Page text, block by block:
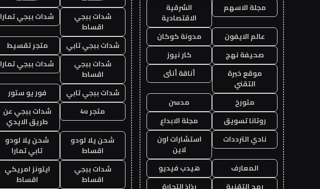
مجلة الاسهم
الشرقية
الاقتصادية
عالم الايفون
مدونة كوكان
صحيفة نهج
كار نيوز
موقع خبرة
التقني
أناقة أنثى
متورخ
مدسن
روتانا تسويق
مجلة الابداع
نادي الترددات
استشارات اون
لاين
المعارف
هيدب فيديو
شدات ببجي
اقساط
شدات ببجي تمارا
شدات ببجي تابي
متجر تقسيط
شدات ببجي
اقساط
شدات ببجي تمارا
شدات ببجي تابي
فور يو ستور
متجر 4u
شدات ببجي عن
طريق الايدي
شحن يلا لودو
اقساط
شحن يلا لودو
تابي تمارا
شدات ببجي
اقساط
ايتونز امريكي
اقساط